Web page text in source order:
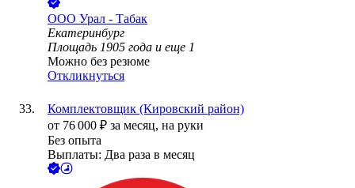
ООО Урал - Табак
Екатеринбург
Площадь 1905 года и еще 1
Можно без резюме
Откликнуться
Комплектовщик (Кировский район)
от 76 000 ₽ за месяц, на руки
Без опыта
Выплаты: Два раза в месяц